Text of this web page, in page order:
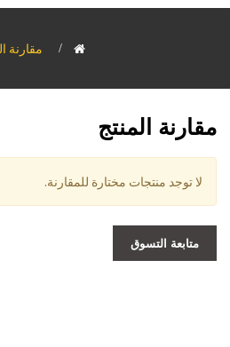
> مقارنة
مقارنة المنتج
لا توجد منتجات مختارة للمقارنة.
متابعة التسوق